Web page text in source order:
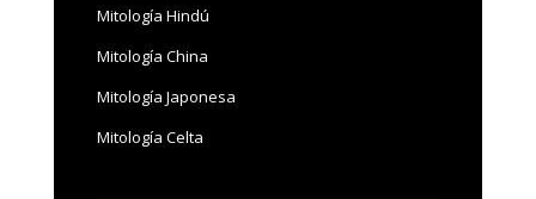
Mitología Hindú
Mitología China
Mitología Japonesa
Mitología Celta